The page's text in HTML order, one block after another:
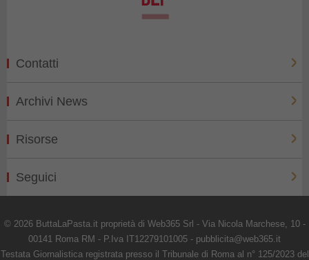
Contatti
Archivi News
Risorse
Seguici
© 2026 ButtaLaPasta.it proprietà di Web365 Srl - Via Nicola Marchese, 10 -
00141 Roma RM - P.Iva IT12279101005 - pubblicita@web365.it
Testata Giornalistica registrata presso il Tribunale di Roma al n° 125/2023 del